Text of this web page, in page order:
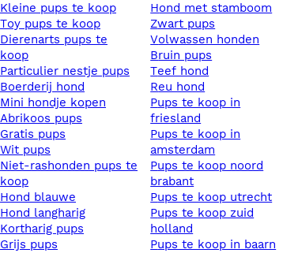
kleine pups te koop
toy pups te koop
dierenarts pups te
koop
particulier nestje pups
boerderij hond
mini hondje kopen
abrikoos pups
gratis pups
wit pups
niet-rashonden pups te
koop
hond blauwe
hond langharig
kortharig pups
grijs pups
hond met stamboom
zwart pups
volwassen honden
bruin pups
teef hond
reu hond
pups te koop in
friesland
pups te koop in
amsterdam
pups te koop noord
brabant
pups te koop utrecht
pups te koop zuid
holland
pups te koop in baarn